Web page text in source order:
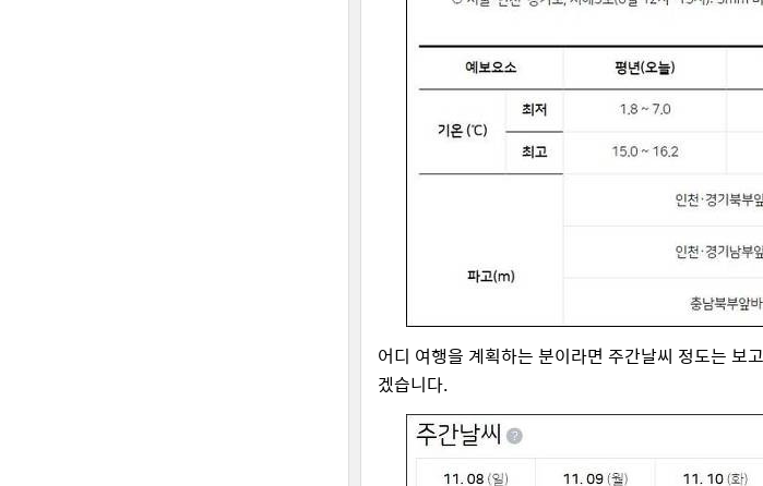
어디 여행을 계획하는 분이라면 주간날씨 정도는 보
겠습니다.